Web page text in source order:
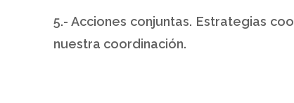
5.- Acciones conjuntas. Estrategias
nuestra coordinación.